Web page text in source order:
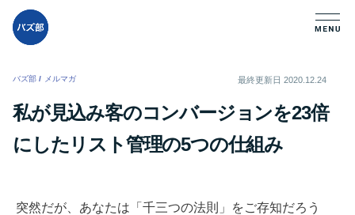
バズ部 / メルマガ 最終更新日 2020.12.24
私が見込み客のコンバージョンを23倍
にしたリスト管理の5つの仕組み
突然だが、あなたは「千三つの法則」をご存知だろう